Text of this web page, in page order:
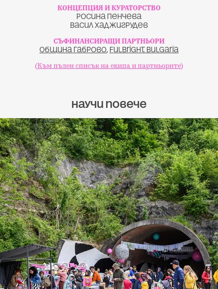
КОНЦЕПЦИЯ И КУРАТОРСТВО
Росина Пенчева
Васил Хаджигрудев
СЪФИНАНСИРАЩИ ПАРТНЬОРИ
Община Габрово, Fulbright Bulgaria
(Към пълен списък на екипа и партньорите)
Научи повече
За събитието